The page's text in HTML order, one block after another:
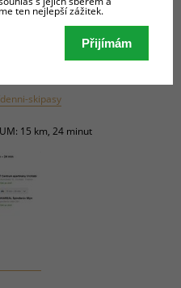
skipasy
15 km, 24 minut